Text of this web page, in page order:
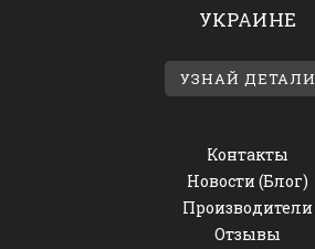
УКРАИНЕ
УЗНАЙ ДЕТАЛИ
Контакты
Новости (Блог)
Производители
Отзывы